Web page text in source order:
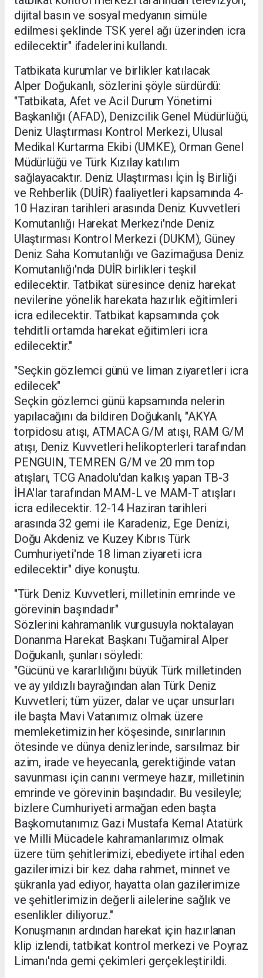
dijital basın ve sosyal medyanın simüle
edilmesi şeklinde TSK yerel ağı üzerinden icra
edilecektir" ifadelerini kullandı.
Tatbikata kurumlar ve birlikler katılacak
Alper Doğukanlı, sözlerini şöyle sürdürdü:
"Tatbikata, Afet ve Acil Durum Yönetimi
Başkanlığı (AFAD), Denizcilik Genel Müdürlüğü,
Deniz Ulaştırması Kontrol Merkezi, Ulusal
Medikal Kurtarma Ekibi (UMKE), Orman Genel
Müdürlüğü ve Türk Kızılay katılım
sağlayacaktır. Deniz Ulaştırması İçin İş Birliği
ve Rehberlik (DUİR) faaliyetleri kapsamında 4-
10 Haziran tarihleri arasında Deniz Kuvvetleri
Komutanlığı Harekat Merkezi'nde Deniz
Ulaştırması Kontrol Merkezi (DUKM), Güney
Deniz Saha Komutanlığı ve Gazimağusa Deniz
Komutanlığı'nda DUİR birlikleri teşkil
edilecektir. Tatbikat süresince deniz harekat
nevilerine yönelik harekata hazırlık eğitimleri
icra edilecektir. Tatbikat kapsamında çok
tehditli ortamda harekat eğitimleri icra
edilecektir."
"Seçkin gözlemci günü ve liman ziyaretleri icra
edilecek"
Seçkin gözlemci günü kapsamında nelerin
yapılacağını da bildiren Doğukanlı, "AKYA
torpidosu atışı, ATMACA G/M atışı, RAM G/M
atışı, Deniz Kuvvetleri helikopterleri tarafından
PENGUIN, TEMREN G/M ve 20 mm top
atışları, TCG Anadolu'dan kalkış yapan TB-3
İHA'lar tarafından MAM-L ve MAM-T atışları
icra edilecektir. 12-14 Haziran tarihleri
arasında 32 gemi ile Karadeniz, Ege Denizi,
Doğu Akdeniz ve Kuzey Kıbrıs Türk
Cumhuriyeti'nde 18 liman ziyareti icra
edilecektir" diye konuştu.
"Türk Deniz Kuvvetleri, milletinin emrinde ve
görevinin başındadır"
Sözlerini kahramanlık vurgusuyla noktalayan
Donanma Harekat Başkanı Tuğamiral Alper
Doğukanlı, şunları söyledi:
"Gücünü ve kararlılığını büyük Türk milletinden
ve ay yıldızlı bayrağından alan Türk Deniz
Kuvvetleri; tüm yüzer, dalar ve uçar unsurları
ile başta Mavi Vatanımız olmak üzere
memleketimizin her köşesinde, sınırlarının
ötesinde ve dünya denizlerinde, sarsılmaz bir
azim, irade ve heyecanla, gerektiğinde vatan
savunması için canını vermeye hazır, milletinin
emrinde ve görevinin başındadır. Bu vesileyle;
bizlere Cumhuriyeti armağan eden başta
Başkomutanımız Gazi Mustafa Kemal Atatürk
ve Milli Mücadele kahramanlarımız olmak
üzere tüm şehitlerimizi, ebediyete irtihal eden
gazilerimizi bir kez daha rahmet, minnet ve
şükranla yad ediyor, hayatta olan gazilerimize
ve şehitlerimizin değerli ailelerine sağlık ve
esenlikler diliyoruz."
Konuşmanın ardından harekat için hazırlanan
klip izlendi, tatbikat kontrol merkezi ve Poyraz
Limanı'nda gemi çekimleri gerçekleştirildi.